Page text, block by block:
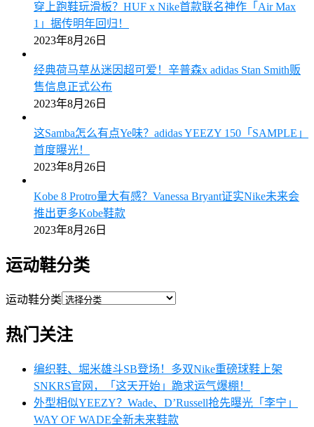
穿上跑鞋玩滑板？HUF x Nike首款联名神作「Air Max
1」据传明年回归！
2023年8月26日
经典荷马草丛迷因超可爱！辛普森x adidas Stan Smith贩
售信息正式公布
2023年8月26日
这Samba怎么有点Ye味？adidas YEEZY 150「SAMPLE」
首度曝光！
2023年8月26日
Kobe 8 Protro量大有感？Vanessa Bryant证实Nike未来会
推出更多Kobe鞋款
2023年8月26日
运动鞋分类
运动鞋分类
热门关注
编织鞋、堀米雄斗SB登场！多双Nike重磅球鞋上架
SNKRS官网，「这天开始」跪求运气爆棚！
外型相似YEEZY？Wade、D’Russell抢先曝光「李宁」
WAY OF WADE全新未来鞋款